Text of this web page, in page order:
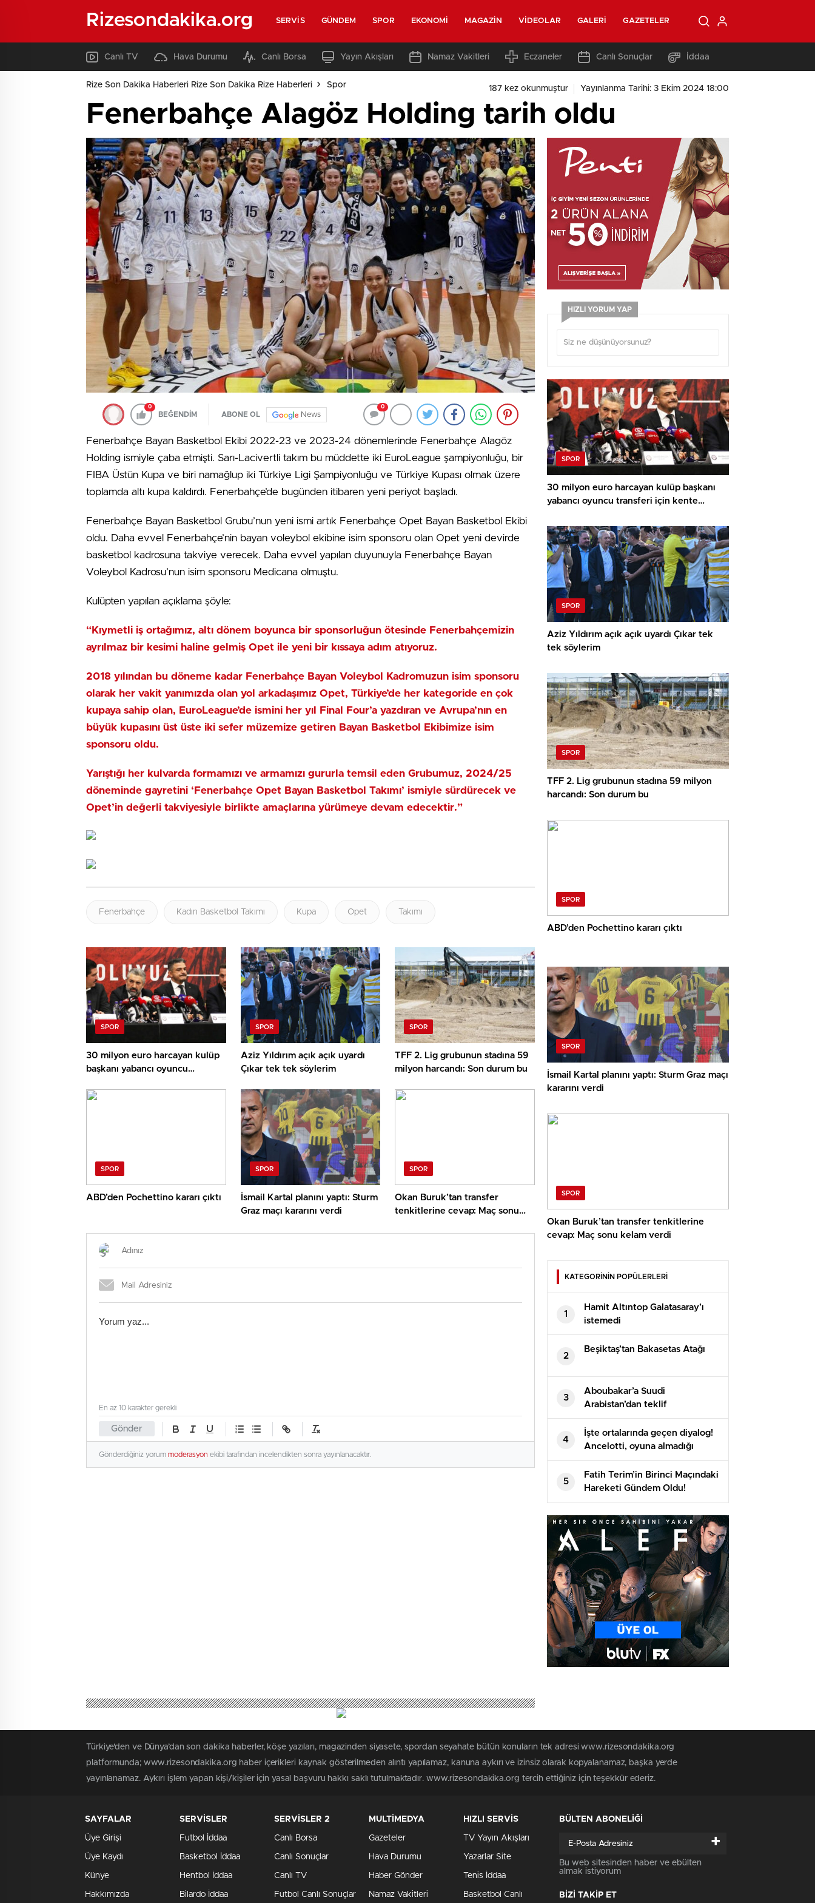
Rizesondakika.org SERVIS GÜNDEM SPOR EKONOMI MAGAZIN VIDEOLAR GALERI GAZETELER
Canlı TV Hava Durumu Canlı Borsa Yayın Akışları Namaz Vakitleri Eczaneler Canlı Sonuçlar İddaa
Rize Son Dakika Haberleri Rize Son Dakika Rize Haberleri Spor 187 kez okunmuştur Yayınlanma Tarihi: 3 Ekim 2024 18:00
Fenerbahçe Alagöz Holding tarih oldu
0
BEĞENDİM ABONE OL News
0
Fenerbahçe Bayan Basketbol Ekibi 2022-23 ve 2023-24 dönemlerinde Fenerbahçe Alagöz
Holding ismiyle çaba etmişti. Sarı-Lacivertli takım bu müddette iki EuroLeague şampiyonluğu, bir
FIBA Üstün Kupa ve biri namağlup iki Türkiye Ligi Şampiyonluğu ve Türkiye Kupası olmak üzere
toplamda altı kupa kaldırdı. Fenerbahçe’de bugünden itibaren yeni periyot başladı.
Fenerbahçe Bayan Basketbol Grubu’nun yeni ismi artık Fenerbahçe Opet Bayan Basketbol Ekibi
oldu. Daha evvel Fenerbahçe’nin bayan voleybol ekibine isim sponsoru olan Opet yeni devirde
basketbol kadrosuna takviye verecek. Daha evvel yapılan duyunuyla Fenerbahçe Bayan
Voleybol Kadrosu’nun isim sponsoru Medicana olmuştu.
Kulüpten yapılan açıklama şöyle:
“Kıymetli iş ortağımız, altı dönem boyunca bir sponsorluğun ötesinde Fenerbahçemizin
ayrılmaz bir kesimi haline gelmiş Opet ile yeni bir kıssaya adım atıyoruz.
2018 yılından bu döneme kadar Fenerbahçe Bayan Voleybol Kadromuzun isim sponsoru
olarak her vakit yanımızda olan yol arkadaşımız Opet, Türkiye’de her kategoride en çok
kupaya sahip olan, EuroLeague’de ismini her yıl Final Four’a yazdıran ve Avrupa’nın en
büyük kupasını üst üste iki sefer müzemize getiren Bayan Basketbol Ekibimize isim
sponsoru oldu.
Yarıştığı her kulvarda formamızı ve armamızı gururla temsil eden Grubumuz, 2024/25
döneminde gayretini ‘Fenerbahçe Opet Bayan Basketbol Takımı’ ismiyle sürdürecek ve
Opet’in değerli takviyesiyle birlikte amaçlarına yürümeye devam edecektir.”
Fenerbahçe Kadın Basketbol Takımı Kupa Opet Takımı
SPOR
30 milyon euro harcayan kulüp
başkanı yabancı oyuncu
yapacak!
SPOR
Aziz Yıldırım açık açık uyardı
Çıkar tek tek söylerim
SPOR
TFF 2. Lig grubunun stadına 59
milyon harcandı: Son durum bu
SPOR
ABD’den Pochettino kararı çıktı
SPOR
İsmail Kartal planını yaptı: Sturm
Graz maçı kararını verdi
SPOR
Okan Buruk’tan transfer
tenkitlerine cevap: Maç sonu
Gönder
En az 10 karakter gerekli
Gönderdiğiniz yorum moderasyon ekibi tarafından incelendikten sonra yayınlanacaktır.
HIZLI YORUM YAP
SPOR
30 milyon euro harcayan kulüp başkanı
yabancı oyuncu transferi için kente
SPOR
Aziz Yıldırım açık açık uyardı Çıkar tek
tek söylerim
SPOR
TFF 2. Lig grubunun stadına 59 milyon
harcandı: Son durum bu
SPOR
ABD’den Pochettino kararı çıktı
SPOR
İsmail Kartal planını yaptı: Sturm Graz maçı
kararını verdi
SPOR
Okan Buruk’tan transfer tenkitlerine
cevap: Maç sonu kelam verdi
KATEGORİNİN POPÜLERLERİ
1
Hamit Altıntop Galatasaray’ı
istemedi
2
Beşiktaş’tan Bakasetas Atağı
3
Aboubakar’a Suudi
Arabistan’dan teklif
4
İşte ortalarında geçen diyalog!
Ancelotti, oyuna almadığı
Arda’yı maç sonu soyunma
odasına çekti
5
Fatih Terim’in Birinci Maçındaki
Hareketi Gündem Oldu!
Türkiye'den ve Dünya’dan son dakika haberler, köşe yazıları, magazinden siyasete, spordan seyahate bütün konuların tek adresi www.rizesondakika.org
platformunda; www.rizesondakika.org haber içerikleri kaynak gösterilmeden alıntı yapılamaz, kanuna aykırı ve izinsiz olarak kopyalanamaz, başka yerde
yayınlanamaz. Aykırı işlem yapan kişi/kişiler için yasal başvuru hakkı saklı tutulmaktadır. www.rizesondakika.org tercih ettiğiniz için teşekkür ederiz.
SAYFALAR
Üye Girişi
Üye Kaydı
Künye
Hakkımızda
SERVİSLER
Futbol İddaa
Basketbol İddaa
Hentbol İddaa
Bilardo İddaa
SERVİSLER 2
Canlı Borsa
Canlı Sonuçlar
Canlı TV
Futbol Canlı Sonuçlar
MULTİMEDYA
Gazeteler
Hava Durumu
Haber Gönder
Namaz Vakitleri
HIZLI SERVİS
TV Yayın Akışları
Yazarlar Site
Tenis İddaa
Basketbol Canlı
BÜLTEN ABONELİĞİ
+
Bu web sitesinden haber ve ebülten
almak istiyorum
BİZİ TAKİP ET